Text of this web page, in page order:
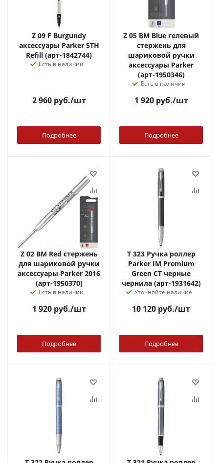
Z 09 F Burgundy
аксессуары Parker 5TH
Refill (арт-1842744)
Есть в наличии
2 960руб./шт
Подробнее
Z 05 BM Blue гелевый
стержень для
шариковой ручки
аксессуары Parker
(арт-1950346)
Есть в наличии
1 920руб./шт
Подробнее
Z 02 BM Red стержень
для шариковой ручки
аксессуары Parker 2016
(арт-1950370)
Есть в наличии
1 920руб./шт
Подробнее
T 323 Ручка роллер
Parker IM Premium
Green CT черные
чернила (арт-1931642)
Уточняйте наличие
10 120 руб./шт
Подробнее